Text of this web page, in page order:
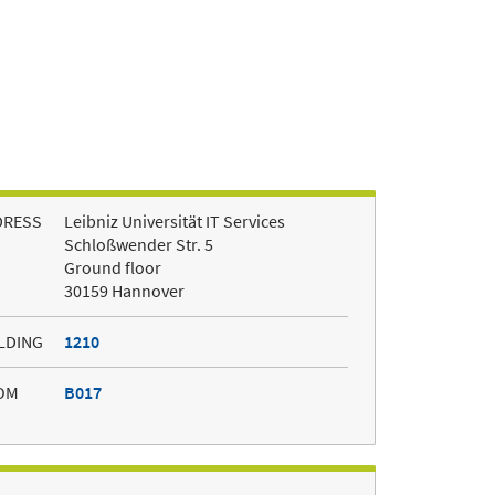
Leibniz Universität IT Services
Schloßwender Str. 5
Ground floor
30159 Hannover
1210
B017